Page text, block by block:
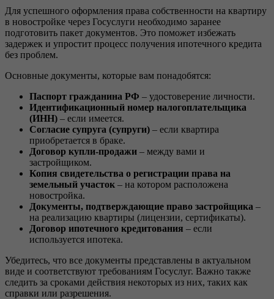
Для успешного оформления права собственности на квартиру
в новостройке через Госуслуги необходимо заранее
подготовить пакет документов. Это поможет избежать
задержек и упростит процесс получения ипотечного кредита
без проблем.
Основные документы, которые вам понадобятся:
Паспорт гражданина РФ – удостоверение личности.
Идентификационный номер налогоплательщика
(ИНН) – если имеется.
Согласие супруга (супруги) – если квартира
приобретается в браке.
Договор купли-продажи – между вами и
застройщиком.
Копия свидетельства о регистрации права на
земельный участок – на котором расположена
новостройка.
Документы, подтверждающие право застройщика –
на реализацию квартиры (лицензии, сертификаты).
Договор ипотечного кредитования – если
используется ипотека.
Убедитесь, что все документы представлены в актуальном
виде и соответствуют требованиям Госуслуг. Важно также
следить за сроками действия некоторых из них, таких как
справки или разрешения.